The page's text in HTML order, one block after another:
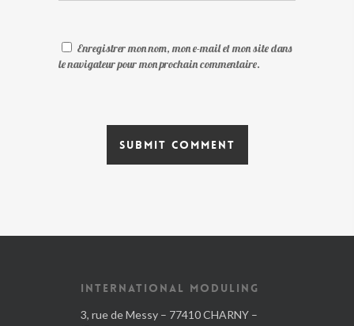
Enregistrer mon nom, mon e-mail et mon site dans
le navigateur pour mon prochain commentaire.
INTERNATIONAL MODULING
3, rue de Messy – 77410 CHARNY –